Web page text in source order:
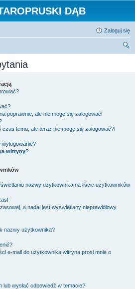
DĄB
Zaloguj się
poprawnie, ale nie mogę się zalogować!
czas temu, ale teraz nie mogę się zalogować?!
wylogowanie?
witryny?
nazwy użytkownika na liście użytkowników
a nadal jest wyświetlany nieprawidłowy
nazwy użytkownika?
e-mail do użytkownika witryna prosi mnie o
wysłać odpowiedź w temacie?